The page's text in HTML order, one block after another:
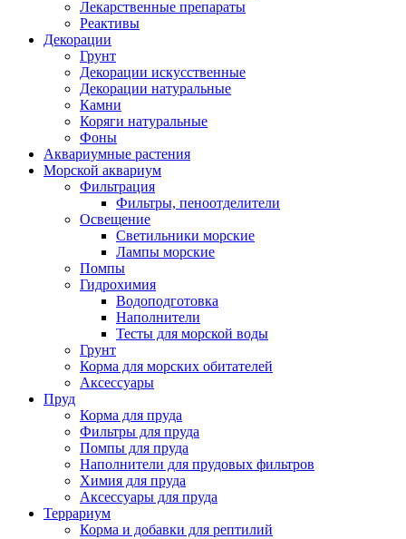
Лекарственные препараты
Реактивы
Декорации
Грунт
Декорации искусственные
Декорации натуральные
Камни
Коряги натуральные
Фоны
Аквариумные растения
Морской аквариум
Фильтрация
Фильтры, пеноотделители
Освещение
Светильники морские
Лампы морские
Помпы
Гидрохимия
Водоподготовка
Наполнители
Тесты для морской воды
Грунт
Корма для морских обитателей
Аксессуары
Пруд
Корма для пруда
Фильтры для пруда
Помпы для пруда
Наполнители для прудовых фильтров
Химия для пруда
Аксессуары для пруда
Террариум
Корма и добавки для рептилий